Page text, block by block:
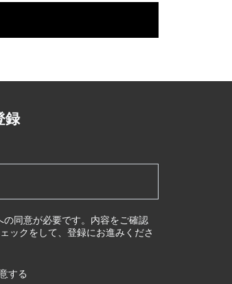
録
の同意が必要です。内容をご確認
ックをして、登録にお進みくださ
する